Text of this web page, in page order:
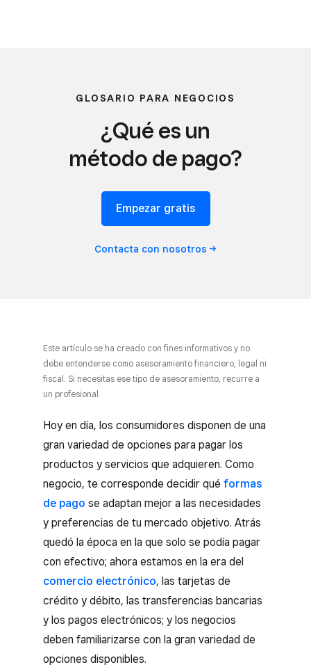
GLOSARIO PARA NEGOCIOS
¿Qué es un
método de pago?
Empezar gratis
Contacta con nosotros
Este artículo se ha creado con fines informativos y no
debe entenderse como asesoramiento financiero, legal ni
fiscal. Si necesitas ese tipo de asesoramiento, recurre a
un profesional.
Hoy en día, los consumidores disponen de una
gran variedad de opciones para pagar los
productos y servicios que adquieren. Como
negocio, te corresponde decidir qué formas
de pago se adaptan mejor a las necesidades
y preferencias de tu mercado objetivo. Atrás
quedó la época en la que solo se podía pagar
con efectivo; ahora estamos en la era del
comercio electrónico, las tarjetas de
crédito y débito, las transferencias bancarias
y los pagos electrónicos; y los negocios
deben familiarizarse con la gran variedad de
opciones disponibles.